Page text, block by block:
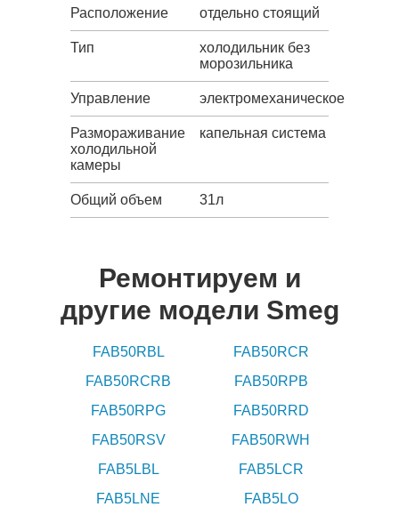
Расположение отдельно стоящий
Тип
холодильник без
морозильника
Управление электромеханическое
Размораживание
холодильной
камеры
капельная система
Общий объем 31л
Ремонтируем и
другие модели Smeg
FAB50RBL
FAB50RCR
FAB50RCRB
FAB50RPB
FAB50RPG
FAB50RRD
FAB50RSV
FAB50RWH
FAB5LBL
FAB5LCR
FAB5LNE
FAB5LO